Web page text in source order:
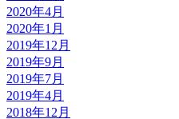
2020年4月
2020年1月
2019年12月
2019年9月
2019年7月
2019年4月
2018年12月